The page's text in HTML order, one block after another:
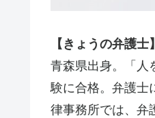
【きょうの弁護
青森県出身。「人
験に合格。弁護士
律事務所では、弁